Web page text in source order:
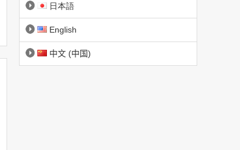
日本語
English
中文 (中国)